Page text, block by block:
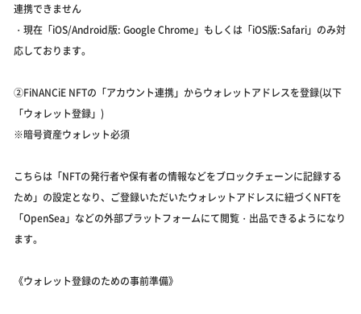
連携できません
・現在「iOS/Android版: Google Chrome」もしくは「iOS版:Safari」のみ対
応しております。
②FiNANCiE NFTの「アカウント連携」からウォレットアドレスを登録(以下
「ウォレット登録」)
※暗号資産ウォレット必須
こちらは「NFTの発行者や保有者の情報などをブロックチェーンに記録する
ため」の設定となり、ご登録いただいたウォレットアドレスに紐づくNFTを
「OpenSea」などの外部プラットフォームにて閲覧・出品できるようになり
ます。
《ウォレット登録のための事前準備》